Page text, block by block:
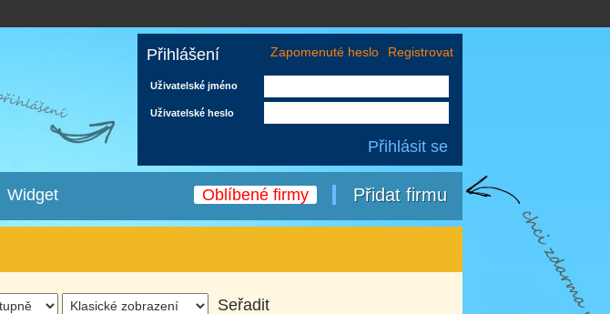
Přihlášení Registrovat
Zapomenuté heslo
Uživatelské jméno
Uživatelské heslo
Přidat firmu
Widget Oblíbené firmy